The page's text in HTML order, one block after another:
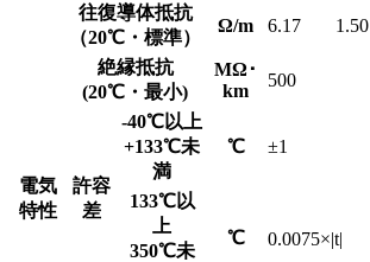
電気
特性
往復導体抵抗
（20℃・標準）
Ω/m 6.17 1.50
絶縁抵抗
(20℃・最小)
MΩ･
km
500
許容
差
-40℃以上
+133℃未
満
℃
±1
133℃以
上
350℃未
℃ 0.0075×|t|